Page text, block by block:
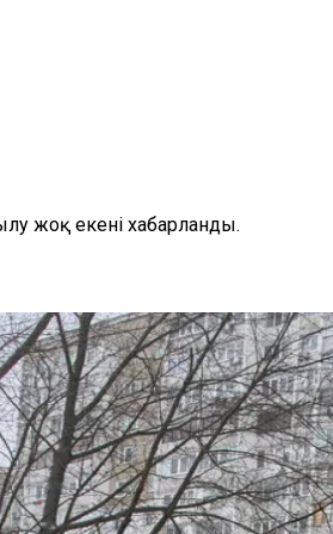
жоқ екені хабарланды.